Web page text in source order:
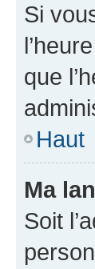
Si
que
Haut
Ma
Soit